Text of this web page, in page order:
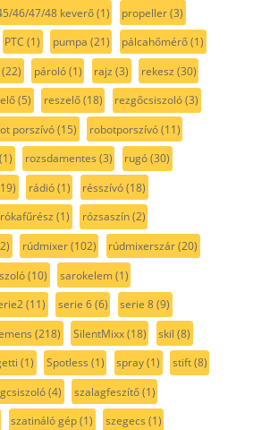
46/47/48 keverő(1) propeller(3)
PTC (1) pumpa (21) pálcahőmérő(1)
(22) pároló(1) rajz (3) rekesz (30)
(5) reszelő(18) rezgőcsiszoló(3)
porszívó(15) robotporszívó(11)
(1) rozsdamentes (3) rugó(30)
rádió(1) résszívó(18)
rókafűrész (1) rózsaszín(2)
rúdmixer(102) rúdmixerszár(20)
(10) sarokelem(1)
(11) serie 6(6) serie 8(9)
(218) SilentMixx(18) skil (8)
(1) Spotless (1) spray(1) stift(8)
(4) szalagfeszítő(1)
szatináló gép(1) szegecs (1)